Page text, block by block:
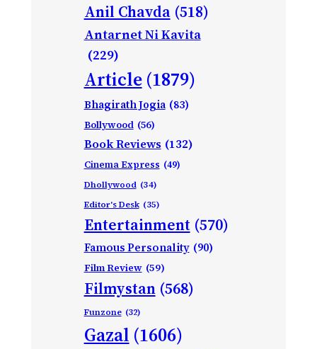
Anil Chavda (518)
Antarnet Ni Kavita
(229)
Article (1879)
Bhagirath Jogia (83)
Bollywood (56)
Book Reviews (132)
Cinema Express (49)
Dhollywood (34)
Editor's Desk (35)
Entertainment (570)
Famous Personality (90)
Film Review (59)
Filmystan (568)
Funzone (32)
Gazal (1606)